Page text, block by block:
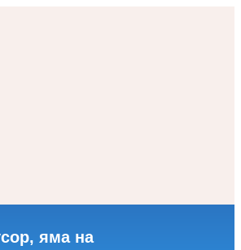
яма на